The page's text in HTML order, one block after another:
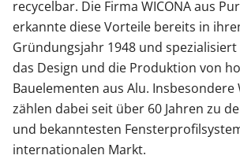
Sonnenschutz
Zäune & Tore
Garagentore
recycelbar. Die Firma WICONA aus
erkannte diese Vorteile bereits in
Gründungsjahr 1948 und
das Design und die Produktion von
Bauelementen aus Alu. Insbesondere
zählen dabei seit über 60 Jahren zu
und bekanntesten
internationalen Markt.